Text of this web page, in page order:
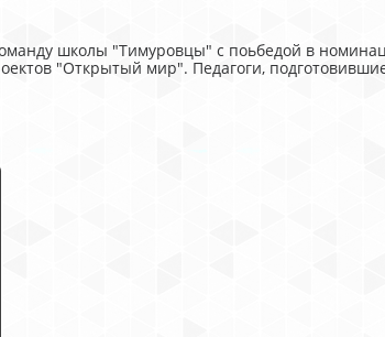
школы "Тимуровцы" с поьбедой в
"Открытый мир". Педагоги,